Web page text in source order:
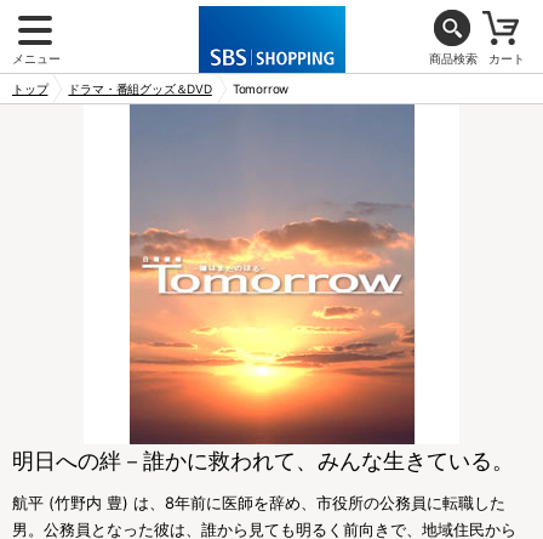
メニュー 商品検索 カート
トップ ドラマ・番組グッズ＆DVD Tomorrow
明日への絆－誰かに救われて、みんな生きている。
航平 (竹野内 豊) は、8年前に医師を辞め、市役所の公務員に転職した
男。公務員となった彼は、誰から見ても明るく前向きで、地域住民から